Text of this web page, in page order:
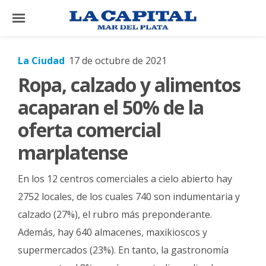
×
El
Mundo
La
Cultura
Tecnología
Gastronomía
Salud
La Ciudad 17 de octubre de 2021
Ropa, calzado y alimentos
acaparan el 50% de la
oferta comercial
marplatense
En los 12 centros comerciales a cielo abierto hay
2752 locales, de los cuales 740 son indumentaria y
calzado (27%), el rubro más preponderante.
Además, hay 640 almacenes, maxikioscos y
supermercados (23%). En tanto, la gastronomía